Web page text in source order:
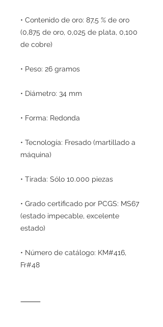
• Contenido de oro: 87,5 % de oro
(0,875 de oro, 0,025 de plata, 0,100
de cobre)
• Peso: 26 gramos
• Diámetro: 34 mm
• Forma: Redonda
• Tecnología: Fresado (martillado a
máquina)
• Tirada: Sólo 10.000 piezas
• Grado certificado por PCGS: MS67
(estado impecable, excelente
estado)
• Número de catálogo: KM#416,
Fr#48
⸻